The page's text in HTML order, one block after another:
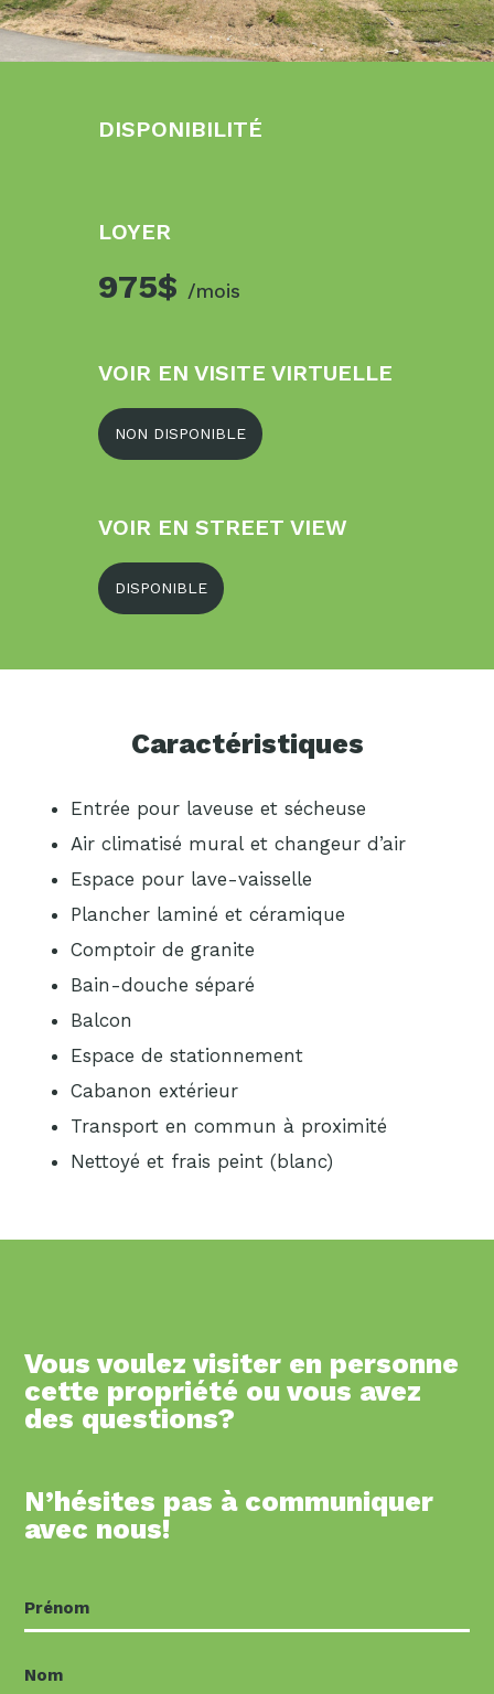
DISPONIBILITÉ
LOYER
975$ /mois
VOIR EN VISITE VIRTUELLE
NON DISPONIBLE
VOIR EN STREET VIEW
DISPONIBLE
Caractéristiques
Entrée pour laveuse et sécheuse
Air climatisé mural et changeur d’air
Espace pour lave-vaisselle
Plancher laminé et céramique
Comptoir de granite
Bain-douche séparé
Balcon
Espace de stationnement
Cabanon extérieur
Transport en commun à proximité
Nettoyé et frais peint (blanc)
Vous voulez visiter en personne
cette propriété ou vous avez
des questions?
N’hésites pas à communiquer
avec nous!